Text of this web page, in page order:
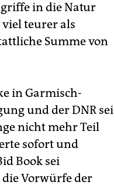
in die Natur
teurer als
Summe von
in Garmisch-
und der DNR sei
nicht mehr Teil
sofort und
Book sei
Vorwürfe der